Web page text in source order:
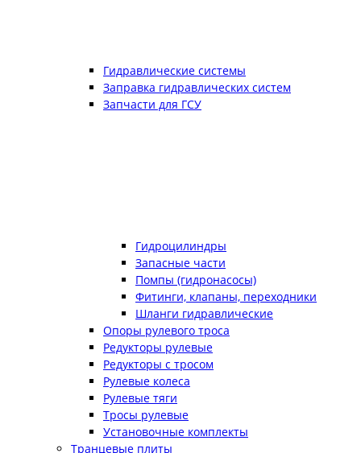
Гидравлические системы
Заправка гидравлических систем
Запчасти для ГСУ
Гидроцилиндры
Запасные части
Помпы (гидронасосы)
Фитинги, клапаны, переходники
Шланги гидравлические
Опоры рулевого троса
Редукторы рулевые
Редукторы с тросом
Рулевые колеса
Рулевые тяги
Тросы рулевые
Установочные комплекты
Транцевые плиты